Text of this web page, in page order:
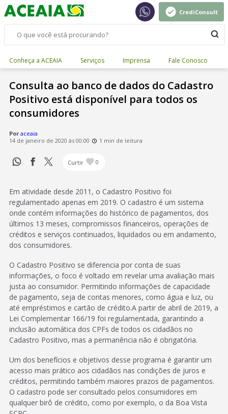
CrediConsult
Conheça a ACEAIA Serviços Imprensa Fale Conosco
Consulta ao banco de dados do Cadastro
Positivo está disponível para todos os
consumidores
Por aceaia
14 de janeiro de 2020 às 00:00
1 min de leitura
Curtir 0
Em atividade desde 2011, o Cadastro Positivo foi
regulamentado apenas em 2019. O cadastro é um sistema
onde contém informações do histórico de pagamentos, dos
últimos 13 meses, compromissos financeiros, operações de
créditos e serviços continuados, liquidados ou em andamento,
dos consumidores.
O Cadastro Positivo se diferencia por conta de suas
informações, o foco é voltado em revelar uma avaliação mais
justa ao consumidor. Permitindo informações de capacidade
de pagamento, seja de contas menores, como água e luz, ou
até empréstimos e cartão de crédito.A partir de abril de 2019, a
Lei Complementar 166/19 foi regulamentada, garantindo a
inclusão automática dos CPFs de todos os cidadãos no
Cadastro Positivo, mas a permanência não é obrigatória.
Um dos benefícios e objetivos desse programa é garantir um
acesso mais prático aos cidadãos nas condições de juros e
créditos, permitindo também maiores prazos de pagamentos.
O cadastro pode ser consultado pelos consumidores em
qualquer birô de crédito, como por exemplo, o da Boa Vista